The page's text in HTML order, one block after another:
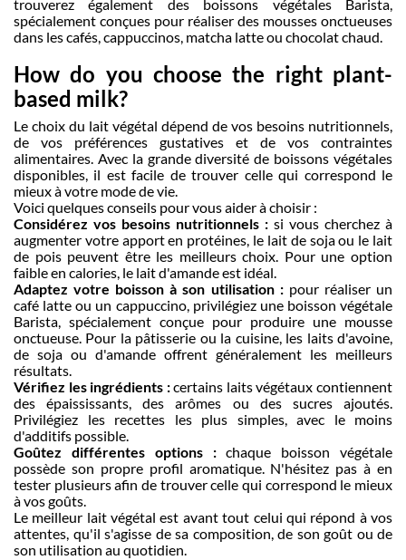
trouverez également des boissons végétales Barista,
spécialement conçues pour réaliser des mousses onctueuses
dans les cafés, cappuccinos, matcha latte ou chocolat chaud.
How do you choose the right plant-
based milk?
Le choix du lait végétal dépend de vos besoins nutritionnels,
de vos préférences gustatives et de vos contraintes
alimentaires. Avec la grande diversité de boissons végétales
disponibles, il est facile de trouver celle qui correspond le
mieux à votre mode de vie.
Voici quelques conseils pour vous aider à choisir :
Considérez vos besoins nutritionnels : si vous cherchez à
augmenter votre apport en protéines, le lait de soja ou le lait
de pois peuvent être les meilleurs choix. Pour une option
faible en calories, le lait d'amande est idéal.
Adaptez votre boisson à son utilisation :pour réaliser un
café latte ou un cappuccino, privilégiez une boisson végétale
Barista, spécialement conçue pour produire une mousse
onctueuse. Pour la pâtisserie ou la cuisine, les laits d'avoine,
de soja ou d'amande offrent généralement les meilleurs
résultats.
Vérifiez les ingrédients :certains laits végétaux contiennent
des épaississants, des arômes ou des sucres ajoutés.
Privilégiez les recettes les plus simples, avec le moins
d'additifs possible.
Goûtez différentes options :chaque boisson végétale
possède son propre profil aromatique. N'hésitez pas à en
tester plusieurs afin de trouver celle qui correspond le mieux
à vos goûts.
Le meilleur lait végétal est avant tout celui qui répond à vos
attentes, qu'il s'agisse de sa composition, de son goût ou de
son utilisation au quotidien.